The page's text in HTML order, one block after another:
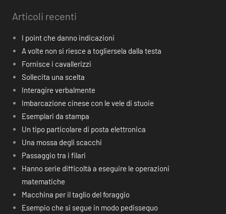
Articoli recenti
I point che danno indicazioni
A volte non si riesce a togliersela dalla testa
Fornisce i cavallerizzi
Sollecita una scelta
Interagire verbalmente
Imbarcazione cinese con le vele di stuoie
Esemplari da stampa
Un tipo particolare di posta elettronica
Una mossa degli scacchi
Passaggio tra i filari
Hanno serie difficoltà a eseguire le operazioni
matematiche
Macchina per il taglio del foraggio
Esempio che si segue in modo pedissequo